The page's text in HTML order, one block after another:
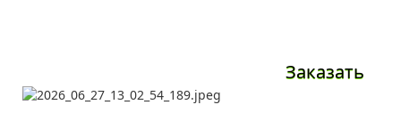
Заказать